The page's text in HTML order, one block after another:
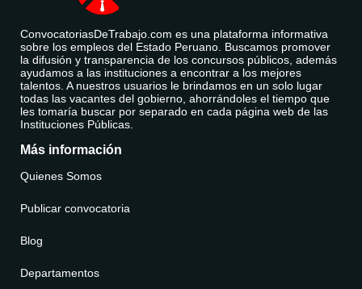
ConvocatoriasDeTrabajo.com es una plataforma informativa
sobre los empleos del Estado Peruano. Buscamos promover
la difusión y transparencia de los concursos públicos, además
ayudamos a las instituciones a encontrar a los mejores
talentos. A nuestros usuarios le brindamos en un solo lugar
todas las vacantes del gobierno, ahorrándoles el tiempo que
les tomaría buscar por separado en cada página web de las
Instituciones Públicas.
Más información
Quienes Somos
Publicar convocatoria
Blog
Departamentos